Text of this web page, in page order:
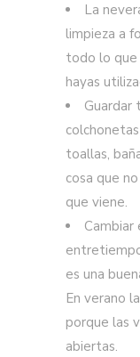
La
limpieza a
todo lo que
hayas
Guardar
toallas,
cosa que
que viene.
Cambiar
es una
En verano
porque las
abiertas.